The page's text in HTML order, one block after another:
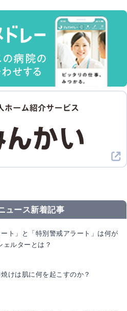
ュース新着記事
ト」と「特別警戒アラート」は何が
ェルターとは？
けは肌に何を起こすのか？